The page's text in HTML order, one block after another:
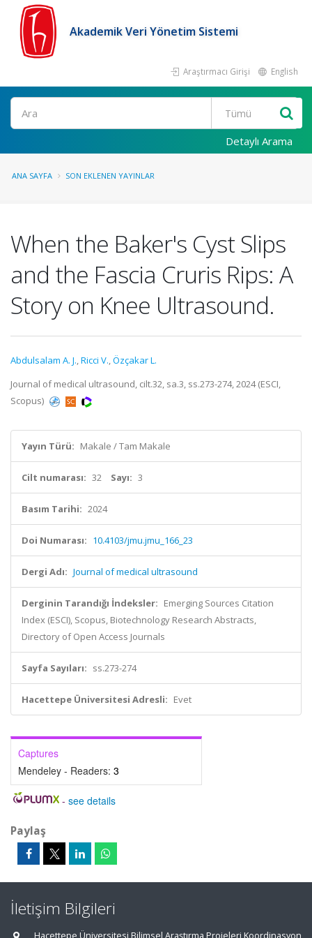
Akademik Veri Yönetim Sistemi
Araştırmacı Girişi English
Ara
Detaylı Arama
ANA SAYFA SON EKLENEN YAYINLAR
When the Baker's Cyst Slips
and the Fascia Cruris Rips: A
Story on Knee Ultrasound.
Abdulsalam A. J.,Ricci V.,Özçakar L.
Journal of medical ultrasound, cilt.32, sa.3, ss.273-274, 2024 (ESCI,
Scopus)
Yayın Türü: Makale / Tam Makale
Cilt numarası: 32 Sayı: 3
Basım Tarihi: 2024
Doi Numarası: 10.4103/jmu.jmu_166_23
Dergi Adı: Journal of medical ultrasound
Derginin Tarandığı İndeksler: Emerging Sources Citation
Index (ESCI), Scopus, Biotechnology Research Abstracts,
Directory of Open Access Journals
Sayfa Sayıları: ss.273-274
Hacettepe Üniversitesi Adresli: Evet
Captures
Mendeley - Readers: 3
- see details
Paylaş
İletişim Bilgileri
Hacettepe Üniversitesi Bilimsel Araştırma Projeleri Koordinasyon